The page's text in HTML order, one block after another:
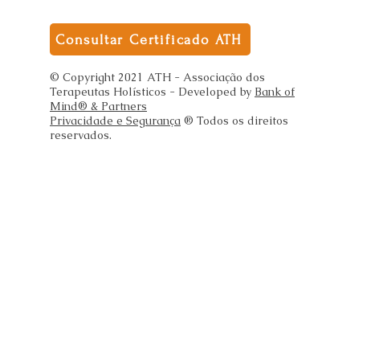
Consultar Certificado ATH
© Copyright 2021 ATH - Associação dos
Terapeutas Holísticos - Developed by Bank of
Mind® & Partners
Privacidade e Segurança ® Todos os direitos
reservados.